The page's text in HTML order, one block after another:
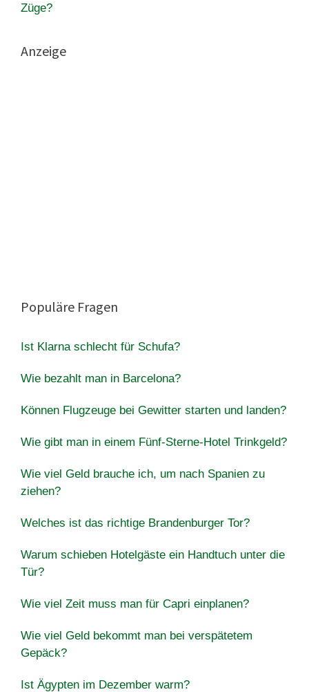
Züge?
Anzeige
Populäre Fragen
Ist Klarna schlecht für Schufa?
Wie bezahlt man in Barcelona?
Können Flugzeuge bei Gewitter starten und landen?
Wie gibt man in einem Fünf-Sterne-Hotel Trinkgeld?
Wie viel Geld brauche ich, um nach Spanien zu
ziehen?
Welches ist das richtige Brandenburger Tor?
Warum schieben Hotelgäste ein Handtuch unter die
Tür?
Wie viel Zeit muss man für Capri einplanen?
Wie viel Geld bekommt man bei verspätetem
Gepäck?
Ist Ägypten im Dezember warm?